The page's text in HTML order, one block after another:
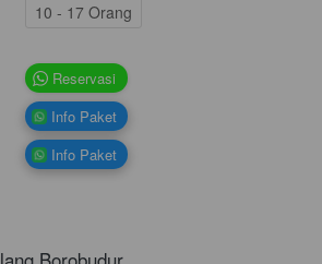
10 - 17 Orang
` Reservasi
` Info Paket
` Info Paket